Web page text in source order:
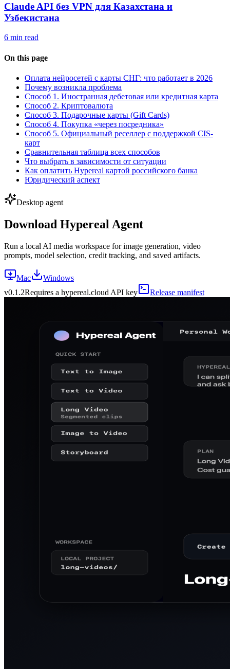
Claude API без VPN для Казахстана и
Узбекистана
6 min read
On this page
Оплата нейросетей с карты СНГ: что работает в 2026
Почему возникла проблема
Способ 1. Иностранная дебетовая или кредитная карта
Способ 2. Криптовалюта
Способ 3. Подарочные карты (Gift Cards)
Способ 4. Покупка «через посредника»
Способ 5. Официальный реселлер с поддержкой CIS-
карт
Сравнительная таблица всех способов
Что выбрать в зависимости от ситуации
Как оплатить Hypereal картой российского банка
Юридический аспект
Desktop agent
Download Hypereal Agent
Run a local AI media workspace for image generation, video
prompts, model selection, credit tracking, and saved artifacts.
Mac
Windows
v0.1.2Requires a hypereal.cloud API key Release manifest